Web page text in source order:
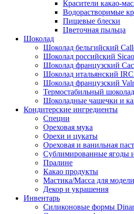
Красители какао-
Водорастворимые
Пищевые блески
Цветочная пыльца
Шоколад
Шоколад бельгийский
Шоколад российский Sicao
Шоколад французский
Шоколад итальянский
Шоколад французский
Термостабильный шоколад
Шоколадные чашечки и
Кондитерские ингредиенты
Специи
Ореховая мука
Орехи и цукаты
Ореховая и ванильная
Сублимированные ягоды
Пралине
Какао продукты
Мастика/Масса для
Декор и украшения
Инвентарь
Силиконовые формы